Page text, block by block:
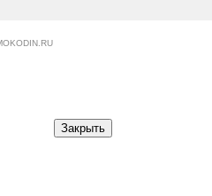
Закрыть